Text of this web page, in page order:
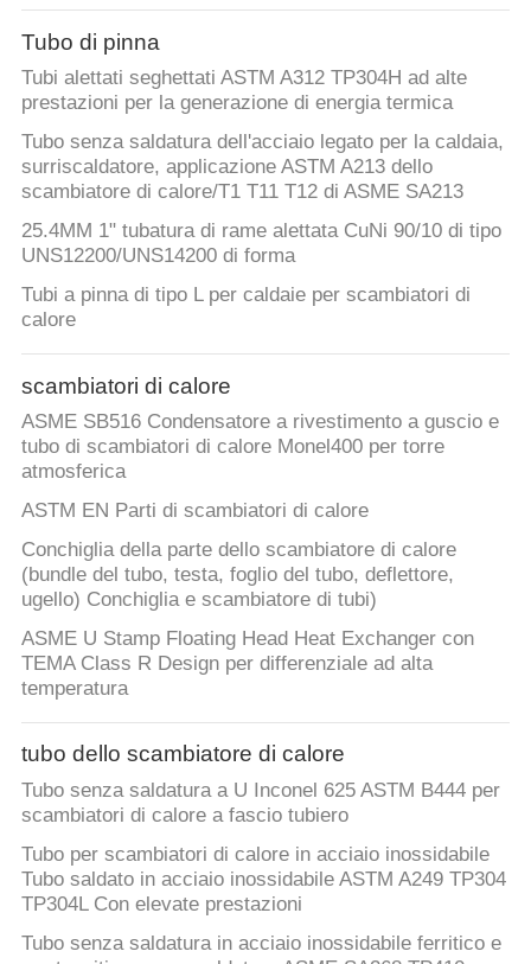
Tubo di pinna
Tubi alettati seghettati ASTM A312 TP304H ad alte
prestazioni per la generazione di energia termica
Tubo senza saldatura dell'acciaio legato per la caldaia,
surriscaldatore, applicazione ASTM A213 dello
scambiatore di calore/T1 T11 T12 di ASME SA213
25.4MM 1" tubatura di rame alettata CuNi 90/10 di tipo
UNS12200/UNS14200 di forma
Tubi a pinna di tipo L per caldaie per scambiatori di
calore
scambiatori di calore
ASME SB516 Condensatore a rivestimento a guscio e
tubo di scambiatori di calore Monel400 per torre
atmosferica
ASTM EN Parti di scambiatori di calore
Conchiglia della parte dello scambiatore di calore
(bundle del tubo, testa, foglio del tubo, deflettore,
ugello) Conchiglia e scambiatore di tubi)
ASME U Stamp Floating Head Heat Exchanger con
TEMA Class R Design per differenziale ad alta
temperatura
tubo dello scambiatore di calore
Tubo senza saldatura a U Inconel 625 ASTM B444 per
scambiatori di calore a fascio tubiero
Tubo per scambiatori di calore in acciaio inossidabile
Tubo saldato in acciaio inossidabile ASTM A249 TP304
TP304L Con elevate prestazioni
Tubo senza saldatura in acciaio inossidabile ferritico e